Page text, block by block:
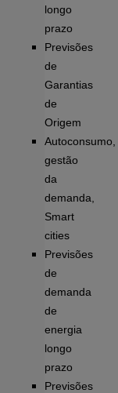
longo
prazo
Previsões
de
Garantias
de
Origem
Autoconsumo,
gestão
da
demanda,
Smart
cities
Previsões
de
demanda
de
energia
longo
prazo
Previsões